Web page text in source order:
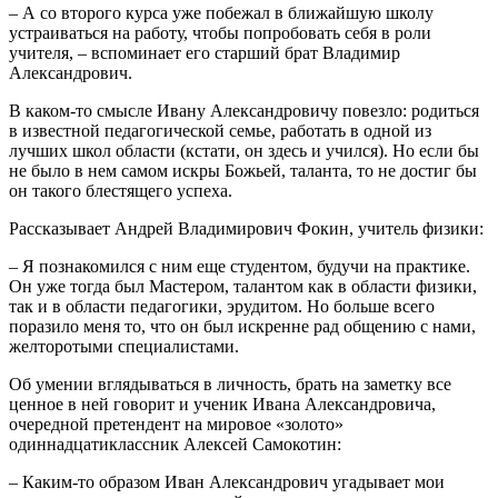
– А со второго курса уже побежал в ближайшую школу
устраиваться на работу, чтобы попробовать себя в роли
учителя, – вспоминает его старший брат Владимир
Александрович.
В каком-то смысле Ивану Александровичу повезло: родиться
в известной педагогической семье, работать в одной из
лучших школ области (кстати, он здесь и учился). Но если бы
не было в нем самом искры Божьей, таланта, то не достиг бы
он такого блестящего успеха.
Рассказывает Андрей Владимирович Фокин, учитель физики:
– Я познакомился с ним еще студентом, будучи на практике.
Он уже тогда был Мастером, талантом как в области физики,
так и в области педагогики, эрудитом. Но больше всего
поразило меня то, что он был искренне рад общению с нами,
желторотыми специалистами.
Об умении вглядываться в личность, брать на заметку все
ценное в ней говорит и ученик Ивана Александровича,
очередной претендент на мировое «золото»
одиннадцатиклассник Алексей Самокотин:
– Каким-то образом Иван Александрович угадывает мои